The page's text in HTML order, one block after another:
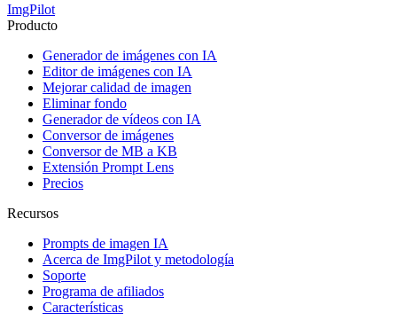
ImgPilot
Producto
Generador de imágenes con IA
Editor de imágenes con IA
Mejorar calidad de imagen
Eliminar fondo
Generador de vídeos con IA
Conversor de imágenes
Conversor de MB a KB
Extensión Prompt Lens
Precios
Recursos
Prompts de imagen IA
Acerca de ImgPilot y metodología
Soporte
Programa de afiliados
Características